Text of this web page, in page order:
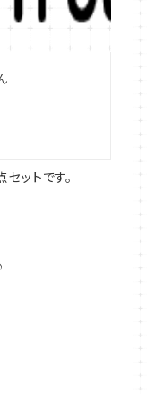
ットです。